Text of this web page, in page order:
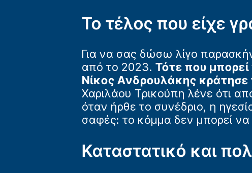
Το τέλος που είχε
Για να σας δώσω λίγο
από το 2023. Τότε που
Νίκος Ανδρουλάκης κράτησε
Χαριλάου Τρικούπη λένε ότι
όταν ήρθε το συνέδριο, η
σαφές: το κόμμα δεν μπορεί
Καταστατικό και